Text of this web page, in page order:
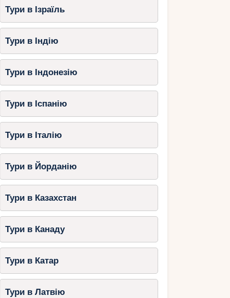
Тури в Ізраїль
Тури в Індію
Тури в Індонезію
Тури в Іспанію
Тури в Італію
Тури в Йорданію
Тури в Казахстан
Тури в Канаду
Тури в Катар
Тури в Латвію